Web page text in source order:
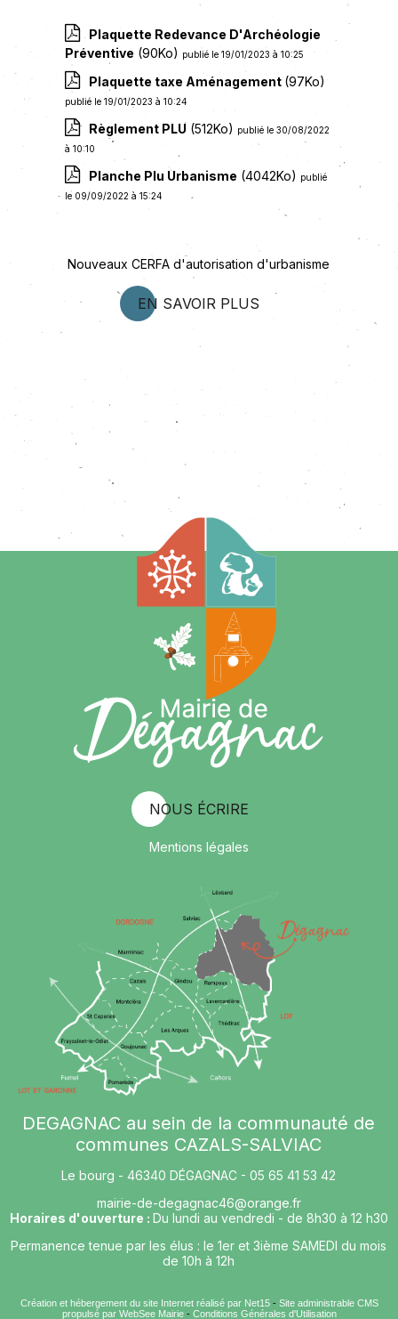
Plaquette Redevance D'Archéologie
Préventive (90Ko) publié le 19/01/2023 à 10:25
Plaquette taxe Aménagement (97Ko)
publié le 19/01/2023 à 10:24
Règlement PLU (512Ko) publié le 30/08/2022
à 10:10
Planche Plu Urbanisme (4042Ko) publié
le 09/09/2022 à 15:24
Nouveaux CERFA d'autorisation d'urbanisme
EN SAVOIR PLUS
NOUS ÉCRIRE
Mentions légales
DEGAGNAC au sein de la communauté de
communes CAZALS-SALVIAC
Le bourg - 46340 DÉGAGNAC - 05 65 41 53 42
mairie-de-degagnac46@orange.fr
Horaires d'ouverture : Du lundi au vendredi - de 8h30 à 12 h30
Permanence tenue par les élus : le 1er et 3ième SAMEDI du mois
de 10h à 12h
Création et hébergement du site Internet réalisé par Net15- Site administrable CMS
propulsé par WebSee Mairie- Conditions Générales d'Utilisation